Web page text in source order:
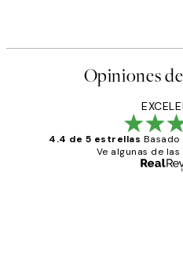
Opiniones
4.4 de 5 estrellas Basado
Ve algunas de